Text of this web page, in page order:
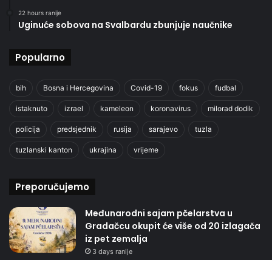
22 hours ranije
Uginuće sobova na Svalbardu zbunjuje naučnike
Popularno
bih Bosna i Hercegovina Covid-19 fokus fudbal
istaknuto izrael kameleon koronavirus milorad dodik
policija predsjednik rusija sarajevo tuzla
tuzlanski kanton ukrajina vrijeme
Preporučujemo
Međunarodni sajam pčelarstva u
Gradačcu okupit će više od 20 izlagača
iz pet zemalja
3 days ranije